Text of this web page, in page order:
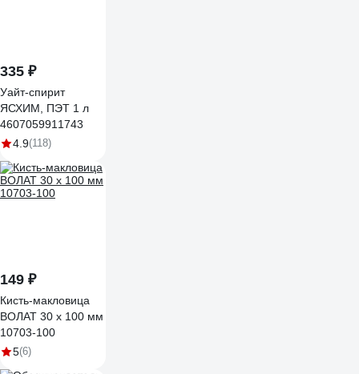
335 ₽
Уайт-спирит
ЯСХИМ, ПЭТ 1 л
4607059911743
4.9(118)
149 ₽
Кисть-макловица
ВОЛАТ 30 x 100 мм
10703-100
5(6)